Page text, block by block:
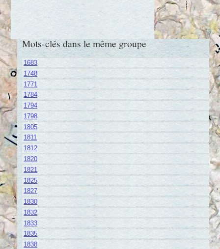
Mots-clés dans le même groupe
1683
1748
1771
1784
1794
1798
1805
1811
1812
1820
1821
1825
1827
1830
1832
1833
1835
1838